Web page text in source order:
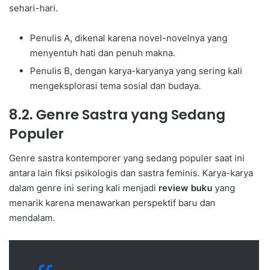
sehari-hari.
Penulis A, dikenal karena novel-novelnya yang
menyentuh hati dan penuh makna.
Penulis B, dengan karya-karyanya yang sering kali
mengeksplorasi tema sosial dan budaya.
8.2. Genre Sastra yang Sedang
Populer
Genre sastra kontemporer yang sedang populer saat ini
antara lain fiksi psikologis dan sastra feminis. Karya-karya
dalam genre ini sering kali menjadi review buku yang
menarik karena menawarkan perspektif baru dan
mendalam.